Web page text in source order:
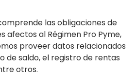
las obligaciones de
afectos al Régimen Pro Pyme,
proveer datos relacionados
de saldo, el registro de rentas
otros.